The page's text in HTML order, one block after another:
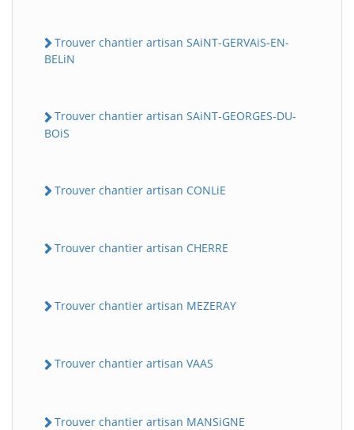
Trouver chantier artisan SAiNT-GERVAiS-EN-
BELiN
Trouver chantier artisan SAiNT-GEORGES-DU-
BOiS
Trouver chantier artisan CONLiE
Trouver chantier artisan CHERRE
Trouver chantier artisan MEZERAY
Trouver chantier artisan VAAS
Trouver chantier artisan MANSiGNE